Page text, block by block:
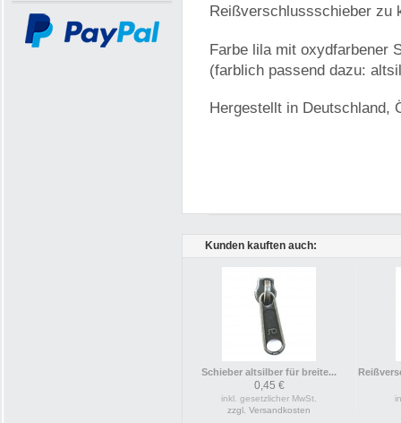
Reißverschlussschieber zu
Farbe lila mit oxydfarbener
(farblich passend dazu:
Hergestellt in Deutschland,
Kunden kauften auch:
Schieber altsilber für breite...
0,45 €
inkl. gesetzlicher MwSt.
zzgl. Versandkosten